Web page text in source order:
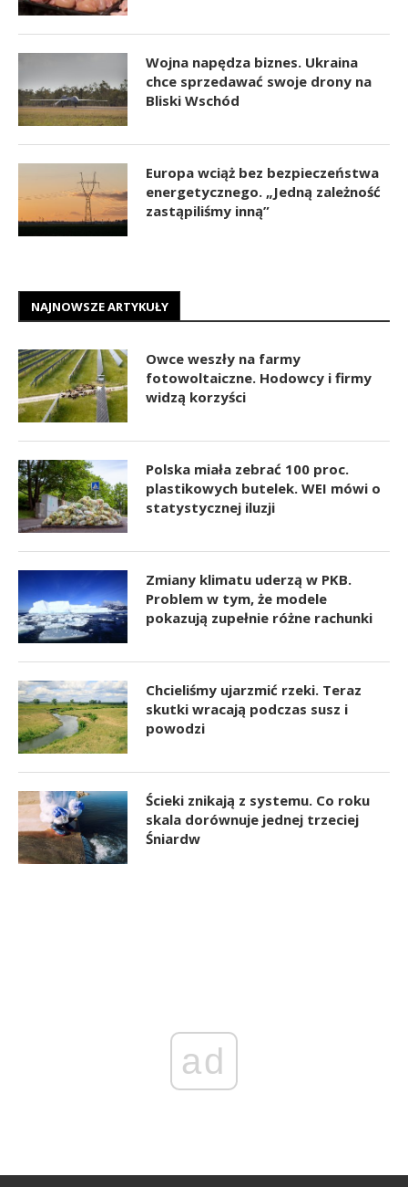
Wojna napędza biznes. Ukraina
chce sprzedawać swoje drony na
Bliski Wschód
Europa wciąż bez bezpieczeństwa
energetycznego. „Jedną zależność
zastąpiliśmy inną”
NAJNOWSZE ARTYKUŁY
Owce weszły na farmy
fotowoltaiczne. Hodowcy i firmy
widzą korzyści
Polska miała zebrać 100 proc.
plastikowych butelek. WEI mówi o
statystycznej iluzji
Zmiany klimatu uderzą w PKB.
Problem w tym, że modele
pokazują zupełnie różne rachunki
Chcieliśmy ujarzmić rzeki. Teraz
skutki wracają podczas susz i
powodzi
Ścieki znikają z systemu. Co roku
skala dorównuje jednej trzeciej
Śniardw
ad